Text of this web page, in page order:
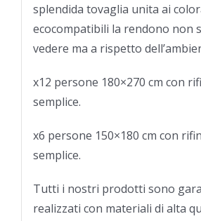
splendida tovaglia unita ai
ecocompatibili la rendono non
vedere ma a rispetto
x12 persone 180×270 cm con
semplice.
x6 persone 150×180 cm con
semplice.
Tutti i nostri prodotti sono
realizzati con materiali di alta